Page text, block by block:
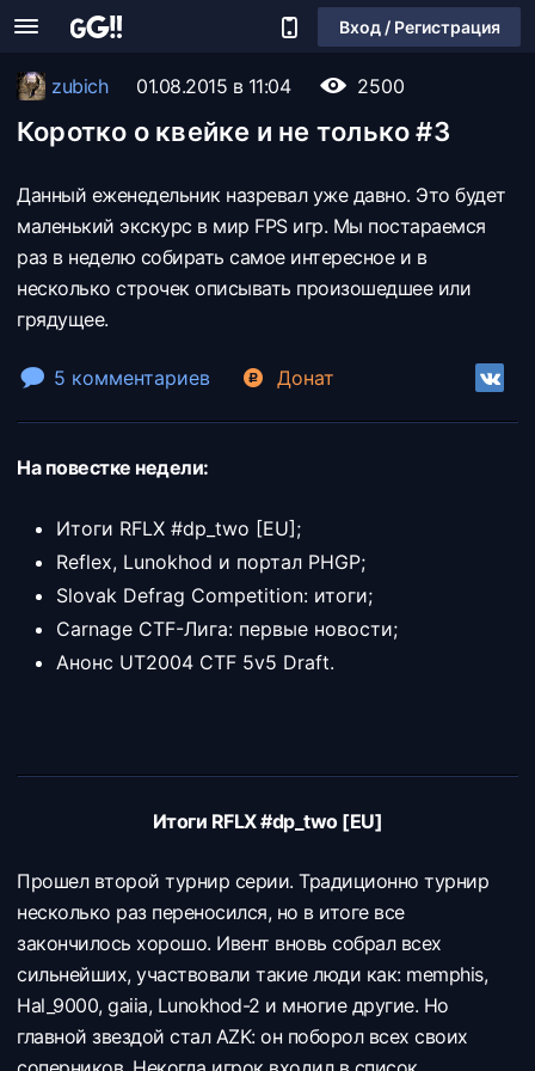
Вход / Регистрация
zubich 01.08.2015 в 11:04 2500
Коротко о квейке и не только #3
Данный еженедельник назревал уже давно. Это будет
маленький экскурс в мир FPS игр. Мы постараемся
раз в неделю собирать самое интересное и в
несколько строчек описывать произошедшее или
грядущее.
5 комментариев Донат
На повестке недели:
Итоги RFLX #dp_two [EU];
Reflex, Lunokhod и портал PHGP;
Slovak Defrag Competition: итоги;
Carnage CTF-Лига: первые новости;
Анонс UT2004 CTF 5v5 Draft.
Итоги RFLX #dp_two [EU]
Прошел второй турнир серии. Традиционно турнир
несколько раз переносился, но в итоге все
закончилось хорошо. Ивент вновь собрал всех
сильнейших, участвовали такие люди как: memphis,
Hal_9000, gaiia, Lunokhod-2 и многие другие. Но
главной звездой стал AZK: он поборол всех своих